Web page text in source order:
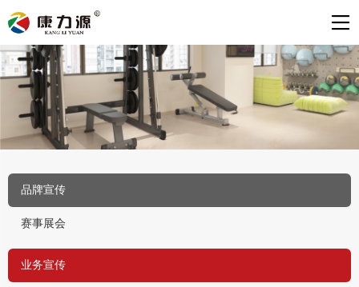
品牌宣传
赛事展会
业务宣传